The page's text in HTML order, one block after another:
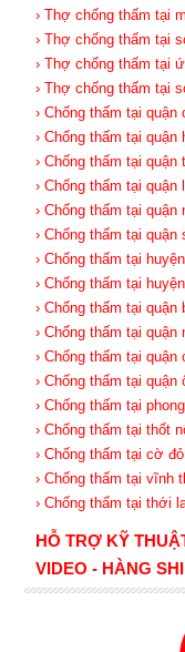
› Thợ chống thấm tại
› Thợ chống thấm tại
› Thợ chống thấm tại
› Thợ chống thấm tại
› Chống thấm tại quận
› Chống thấm tại quận
› Chống thấm tại quận
› Chống thấm tại quận
› Chống thấm tại
› Chống thấm tại quận
› Chống thấm tại
› Chống thấm tại
› Chống thấm tại
› Chống thấm tại
› Chống thấm tại
› Chống thấm tại
› Chống thấm tại
› Chống thấm tại thốt
› Chống thấm tại cờ
› Chống thấm tại vĩnh
› Chống thấm tại thới
HỖ TRỢ KỸ
VIDEO - HÀNG